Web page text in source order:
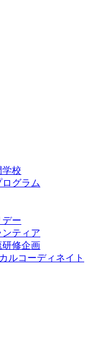
学校
グラム
ー
ティア
研修企画
ルコーディネイト